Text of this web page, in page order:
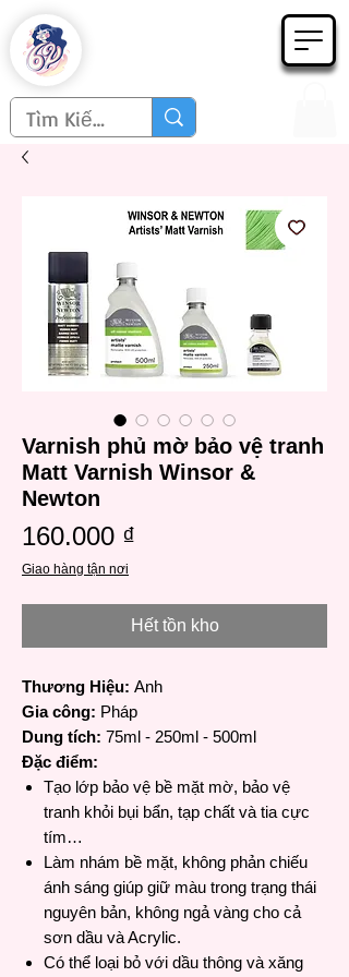
Varnish phủ mờ bảo vệ tranh
Matt Varnish Winsor &
Newton
160.000 ₫
Giao hàng tận nơi
Hết tồn kho
Thương Hiệu: Anh
Gia công: Pháp
Dung tích: 75ml - 250ml - 500ml
Đặc điểm:
Tạo lớp bảo vệ bề mặt mờ, bảo vệ
tranh khỏi bụi bẩn, tạp chất và tia cực
tím…
Làm nhám bề mặt, không phản chiếu
ánh sáng giúp giữ màu trong trạng thái
nguyên bản, không ngả vàng cho cả
sơn dầu và Acrylic.
Có thể loại bỏ với dầu thông và xăng